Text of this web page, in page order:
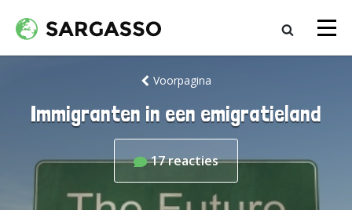
Voorpagina
Immigranten in een emigratieland
17reacties